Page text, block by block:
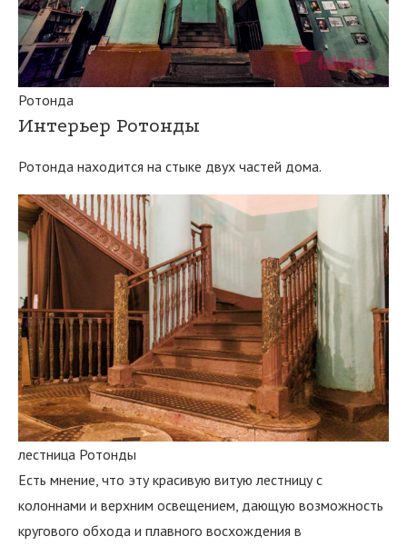
Ротонда
Интерьер Ротонды
Ротонда находится на стыке двух частей дома.
лестница Ротонды
Есть мнение, что эту красивую витую лестницу с
колоннами и верхним освещением, дающую возможность
кругового обхода и плавного восхождения в